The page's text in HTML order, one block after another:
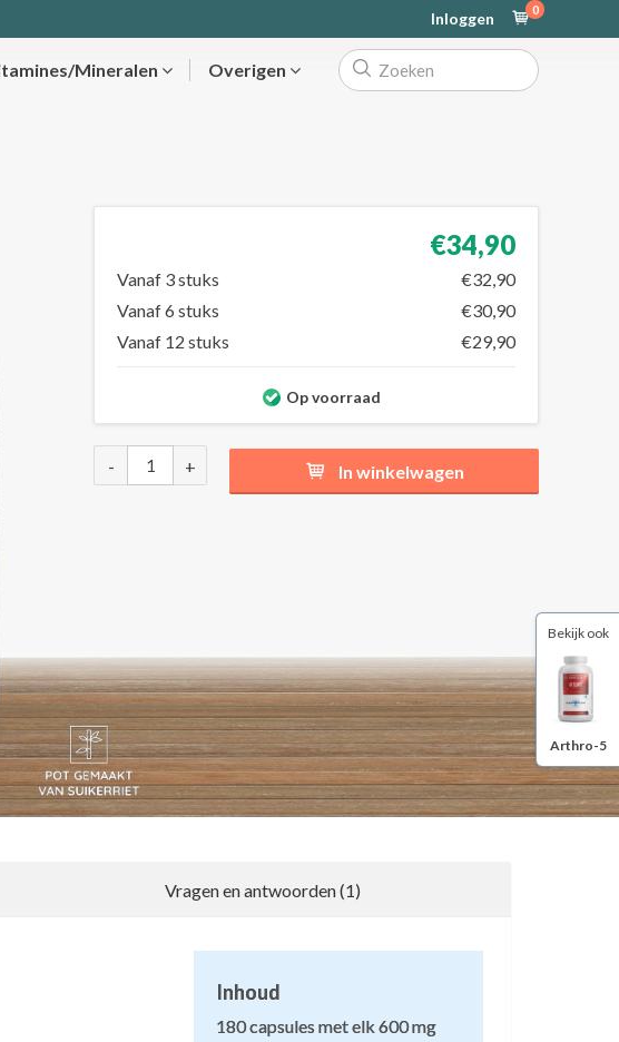
Inloggen 0
Mineralen Overigen
€34,90
Vanaf 3 stuks
€32,90
Vanaf 6 stuks
€30,90
Vanaf 12 stuks
€29,90
Op voorraad
- + In winkelwagen
Vragen en antwoorden (1)
Inhoud
180 capsules met elk 600 mg
Bekijk ook
Arthro-5